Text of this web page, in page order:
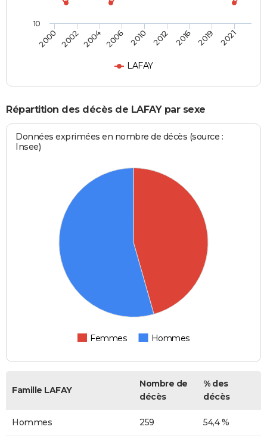
LAFAY
2000 2002 2004 2006 2010 2012 2016 2019 2021
10
Répartition des décès de LAFAY par sexe
Données exprimées en nombre de décès (source :
Insee)
Femmes Hommes
Famille LAFAY
Nombre de
décès
% des
décès
Hommes 259 54,4 %